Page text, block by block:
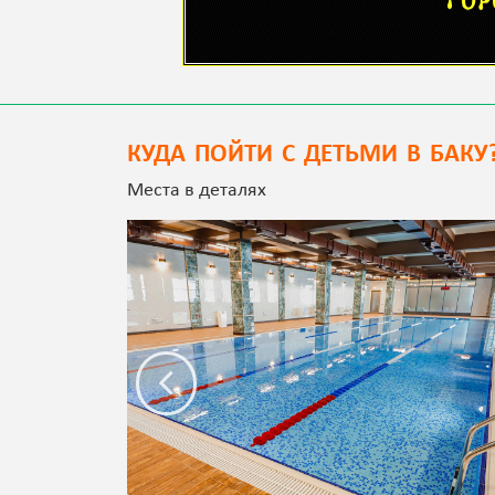
КУДА ПОЙТИ С ДЕТЬМИ В
Места в деталях